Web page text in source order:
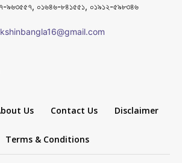
৯৬৩৫৫৭, ০১৬৪৬-৮৪১৫৫১, ০১৯১২-৫৯৮৩৪৬
Us Contact Us Disclaimer
Terms & Conditions